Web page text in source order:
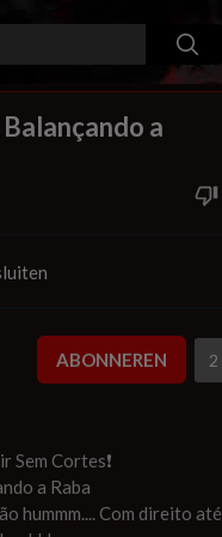
1.00x 720p
auto
a
ABONNEREN 2
Sem Cortes❗
a Raba
hummm.... Com direito até